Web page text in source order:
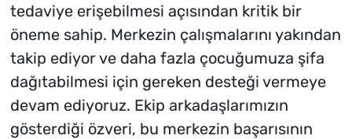
tedaviye erişebilmesi açısından kritik bir
öneme sahip. Merkezin çalışmalarını yakından
takip ediyor ve daha fazla çocuğumuza şifa
dağıtabilmesi için gereken desteği vermeye
devam ediyoruz. Ekip arkadaşlarımızın
gösterdiği özveri, bu merkezin başarısının